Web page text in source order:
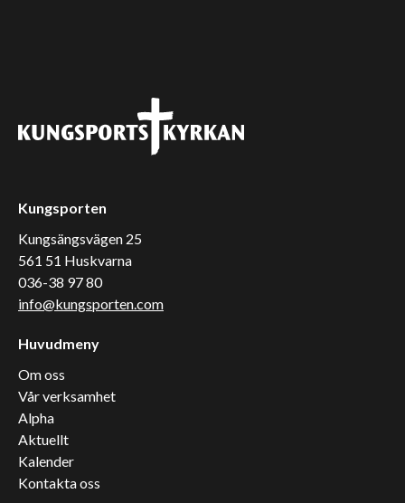
Kungsporten
Kungsängsvägen 25
561 51 Huskvarna
036-38 97 80
info@kungsporten.com
Huvudmeny
Om oss
Vår verksamhet
Alpha
Aktuellt
Kalender
Kontakta oss